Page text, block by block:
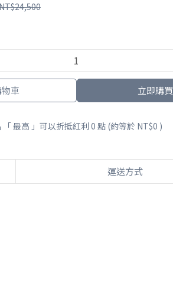
車 立即購買
「 最高 」可以折抵紅利0 點 (約等於 NT$0 )
運送方式